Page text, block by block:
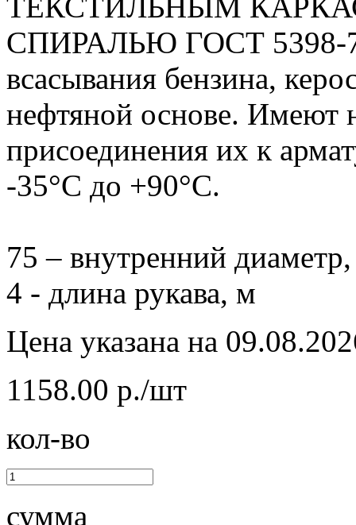
СПИРАЛЬЮ ГОСТ 5398-
всасывания бензина,
нефтяной основе. Имеют
присоединения их к
-35°С до +90°С.
75 – внутренний
4 - длина рукава, м
Цена указана на
1158.00 р./шт
кол-во
сумма